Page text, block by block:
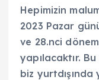
Hepimizin
2023 Pazar
ve 28.nci
yapılacaktır.
biz yurtdışında